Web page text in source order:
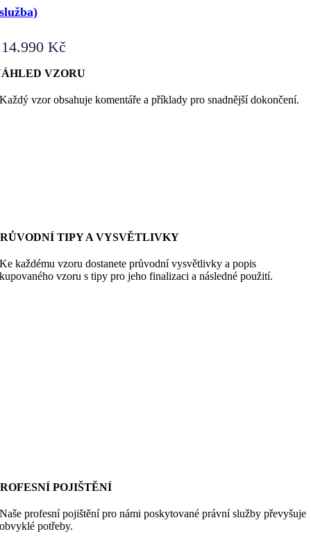
služba)
14.990Kč
VZORU
Každý vzor obsahuje komentáře a příklady pro snadnější dokončení.
TIPY A VYSVĚTLIVKY
Ke každému vzoru dostanete průvodní vysvětlivky a popis
kupovaného vzoru s tipy pro jeho finalizaci a následné použití.
POJIŠTĚNÍ
Naše profesní pojištění pro námi poskytované právní služby převyšuje
obvyklé potřeby.